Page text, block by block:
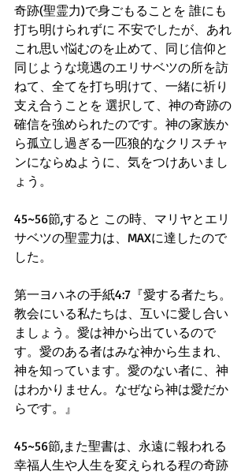
奇跡(聖霊力)で身ごもることを 誰にも
打ち明けられずに 不安でしたが、あれ
これ思い悩むのを止めて、同じ信仰と
同じような境遇のエリサベツの所を訪
ねて、全てを打ち明けて、一緒に祈り
支え合うことを 選択して、神の奇跡の
確信を強められたのです。神の家族か
ら孤立し過ぎる一匹狼的なクリスチャ
ンにならぬように、気をつけあいまし
ょう。
45~56節,すると この時、マリヤとエリ
サベツの聖霊力は、MAXに達したので
した。
第一ヨハネの手紙4:7『愛する者たち。
教会にいる私たちは、互いに愛し合い
ましょう。愛は神から出ているので
す。愛のある者はみな神から生まれ、
神を知っています。愛のない者に、神
はわかりません。なぜなら神は愛だか
らです。』
45~56節,また聖書は、永遠に報われる
幸福人生や人生を変えられる程の奇跡